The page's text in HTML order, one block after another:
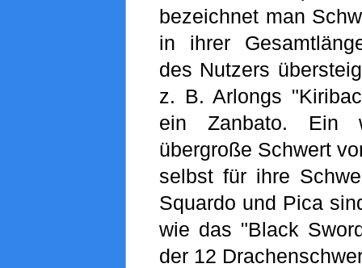
bezeichnet man
in ihrer
des Nutzers
z. B. Arlongs
ein Zanbato. Ein
übergroße Schwert
selbst für ihre
Squardo und Pica
wie das "Black
der 12